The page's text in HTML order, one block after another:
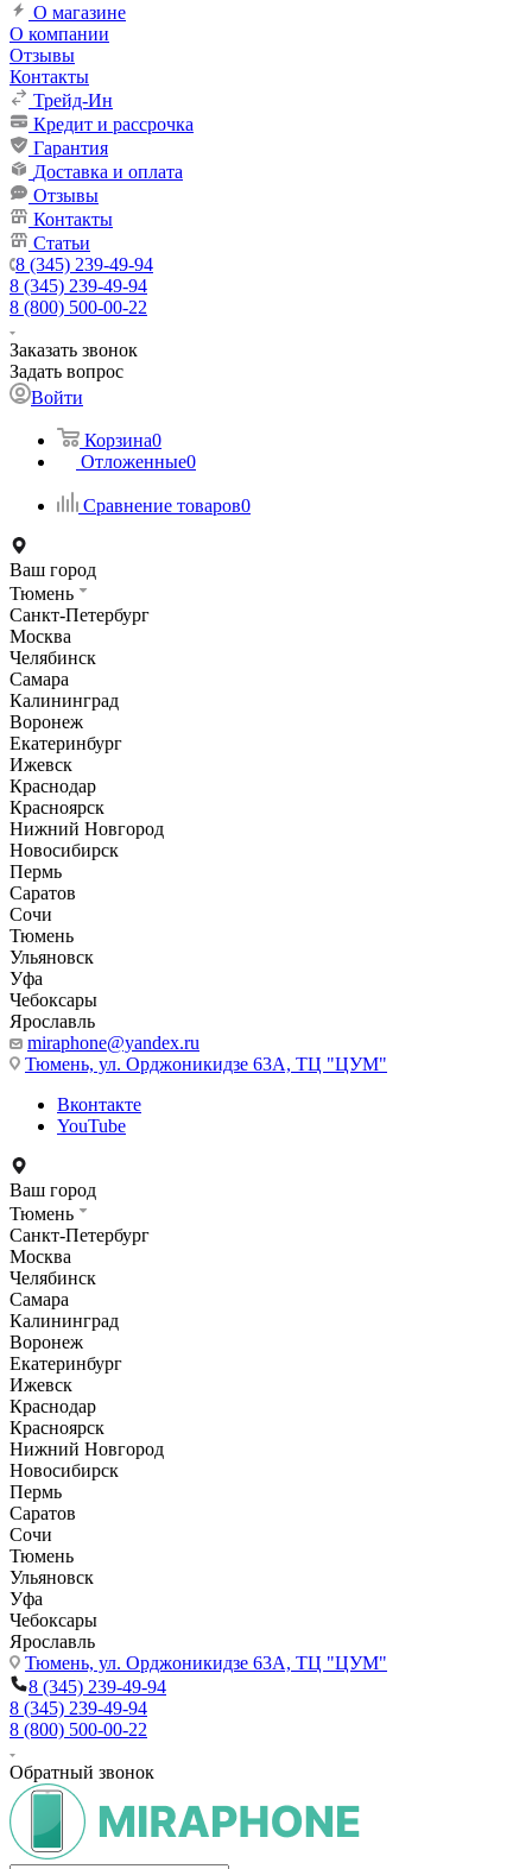
О магазине
О компании
Отзывы
Контакты
Трейд-Ин
Кредит и рассрочка
Гарантия
Доставка и оплата
Отзывы
Контакты
Статьи
8 (345) 239-49-94
8 (345) 239-49-94
8 (800) 500-00-22
Заказать звонок
Задать вопрос
Войти
Корзина0
Отложенные0
Сравнение товаров0
Ваш город
Тюмень
Санкт-Петербург
Москва
Челябинск
Самара
Калининград
Воронеж
Екатеринбург
Ижевск
Краснодар
Красноярск
Нижний Новгород
Новосибирск
Пермь
Саратов
Сочи
Тюмень
Ульяновск
Уфа
Чебоксары
Ярославль
miraphone@yandex.ru
Тюмень, ул. Орджоникидзе 63А, ТЦ "ЦУМ"
Вконтакте
YouTube
Ваш город
Тюмень
Санкт-Петербург
Москва
Челябинск
Самара
Калининград
Воронеж
Екатеринбург
Ижевск
Краснодар
Красноярск
Нижний Новгород
Новосибирск
Пермь
Саратов
Сочи
Тюмень
Ульяновск
Уфа
Чебоксары
Ярославль
Тюмень, ул. Орджоникидзе 63А, ТЦ "ЦУМ"
8 (345) 239-49-94
8 (345) 239-49-94
8 (800) 500-00-22
Обратный звонок